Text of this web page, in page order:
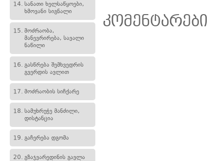
14. სანათი ხელსაწყოები,
ხმოვანი სიგნალი
15. მოძრაობა,
მანევრირება, სავალი
ნაწილი
16. გასწრება შემხვედრის
გვერდის ავლით
17. მოძრაობის სიჩქარე
18. სამუხრუჭე მანძილი,
დისტანცია
19. გაჩერება დგომა
20. გზაჯვარედინის გავლა
კომენტარები